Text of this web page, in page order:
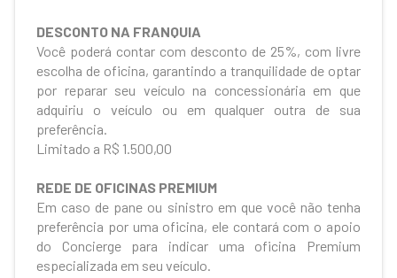
DESCONTO NA FRANQUIA
Você poderá contar com desconto de 25%, com livre
escolha de oficina, garantindo a tranquilidade de optar
por reparar seu veículo na concessionária em que
adquiriu o veículo ou em qualquer outra de sua
preferência.
Limitado a R$ 1.500,00
REDE DE OFICINAS PREMIUM
Em caso de pane ou sinistro em que você não tenha
preferência por uma oficina, ele contará com o apoio
do Concierge para indicar uma oficina Premium
especializada em seu veículo.